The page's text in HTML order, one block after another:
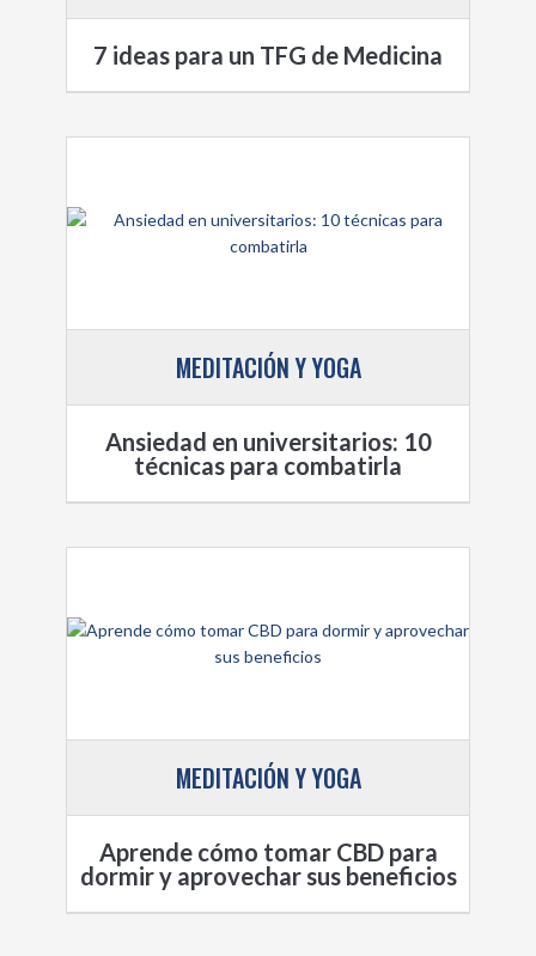
7 ideas para un TFG de Medicina
MEDITACIÓN Y YOGA
Ansiedad en universitarios: 10
técnicas para combatirla
MEDITACIÓN Y YOGA
Aprende cómo tomar CBD para
dormir y aprovechar sus beneficios